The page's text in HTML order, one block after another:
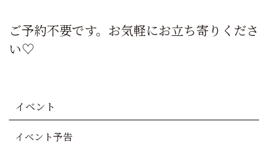
ご予約不要です。お気軽にお立ち寄りくださ
い♡
イベント
イベント予告